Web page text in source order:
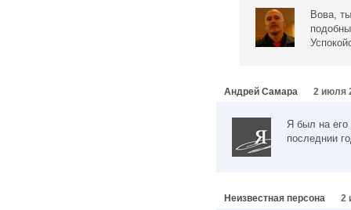
Вова,
Андрей Самара 2 июля
Я был на его
последнии
Неизвестная персона 2